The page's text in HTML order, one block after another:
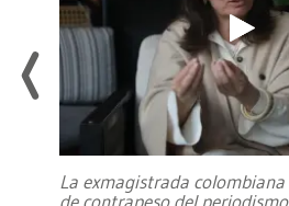
La exmagistrada
de contrapeso del